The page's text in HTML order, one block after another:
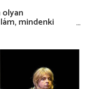
mindenki